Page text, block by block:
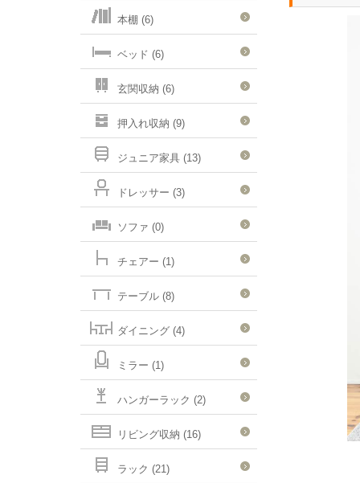
本棚 (6)
ベッド (6)
玄関収納 (6)
押入れ収納 (9)
ジュニア家具 (13)
ドレッサー (3)
ソファ (0)
チェアー (1)
テーブル (8)
ダイニング (4)
ミラー (1)
ハンガーラック (2)
リビング収納 (16)
ラック (21)